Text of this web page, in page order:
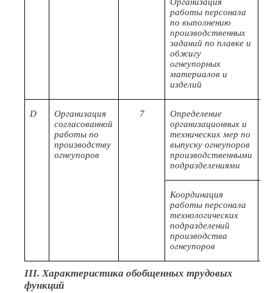
Организация
работы персонала
по выполнению
производственных
заданий по плавке и
обжигу
огнеупорных
материалов и
изделий
D
Организация
согласованной
работы по
производству
огнеупоров
7
Определение
организационных и
технических мер по
выпуску огнеупоров
производственными
подразделениями
Координация
работы персонала
технологических
подразделений
производства
огнеупоров
III. Характеристика обобщенных трудовых
функций